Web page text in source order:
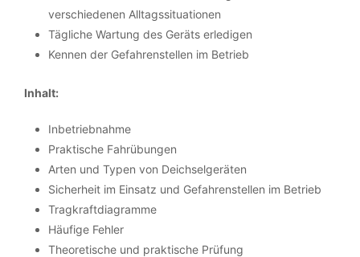
verschiedenen Alltagssituationen
Tägliche Wartung des Geräts erledigen
Kennen der Gefahrenstellen im Betrieb
Inhalt:
Inbetriebnahme
Praktische Fahrübungen
Arten und Typen von Deichselgeräten
Sicherheit im Einsatz und Gefahrenstellen im Betrieb
Tragkraftdiagramme
Häufige Fehler
Theoretische und praktische Prüfung